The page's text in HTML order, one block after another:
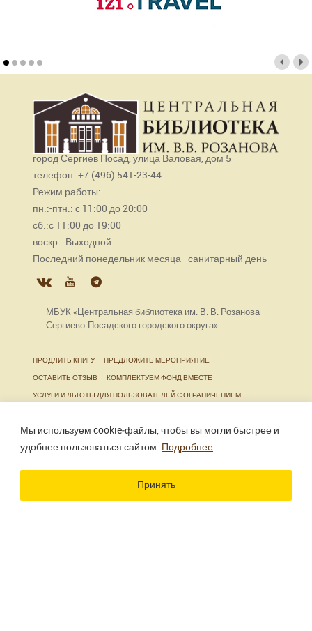
Мы используем cookie‑файлы, чтобы вы могли быстрее и
удобнее пользоваться сайтом. Подробнее
Принять
город Сергиев Посад, улица Валовая, дом 5
телефон: +7 (496) 541-23-44
Режим работы:
пн.:-птн.: с 11:00 до 20:00
сб.:с 11:00 до 19:00
воскр.: Выходной
Последний понедельник месяца - санитарный день
МБУК «Центральная библиотека им. В. В. Розанова
Сергиево-Посадского городского округа»
ПРОДЛИТЬ КНИГУ
ПРЕДЛОЖИТЬ МЕРОПРИЯТИЕ
ОСТАВИТЬ ОТЗЫВ
КОМПЛЕКТУЕМ ФОНД ВМЕСТЕ
УСЛУГИ И ЛЬГОТЫ ДЛЯ ПОЛЬЗОВАТЕЛЕЙ С ОГРАНИЧЕНИЕМ
ЖИЗНЕДЕЯТЕЛЬНОСТИ
Использование материалов сайта разрешено только
при наличии активной ссылки.